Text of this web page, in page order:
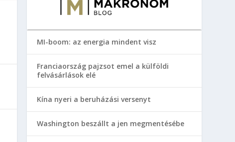
MI-boom: az energia mindent visz
Franciaország pajzsot emel a külföldi
felvásárlások elé
Kína nyeri a beruházási versenyt
Washington beszállt a jen megmentésébe